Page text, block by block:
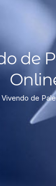
de
Vivendo de